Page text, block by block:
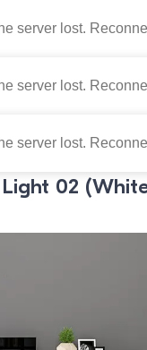
Mobila living Livinguri
02
server lost.
server lost.
server lost.